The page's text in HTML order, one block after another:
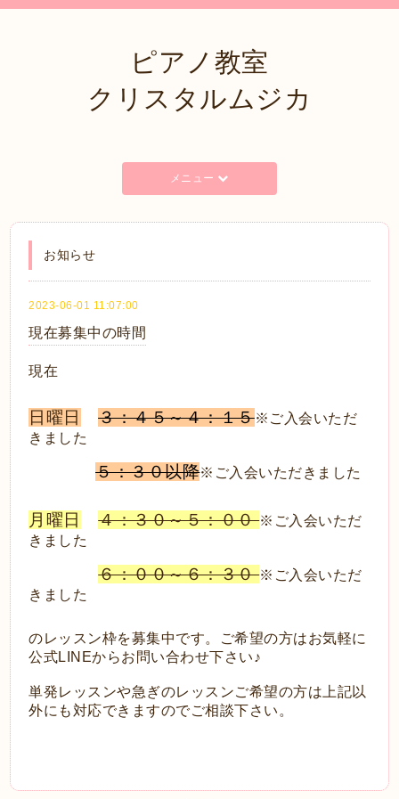
ピアノ教室
クリスタルムジカ
メニュー
お知らせ
2023-06-01 11:07:00
現在募集中の時間
現在
日曜日 ３：４５～４：１５※ご入会いただ
きました
５：３０以降※ご入会いただきました
月曜日 ４：３０～５：００※ご入会いただ
きました
６：００～６：３０※ご入会いただ
きました
のレッスン枠を募集中です。ご希望の方はお気軽に
公式LINEからお問い合わせ下さい♪
単発レッスンや急ぎのレッスンご希望の方は上記以
外にも対応できますのでご相談下さい。